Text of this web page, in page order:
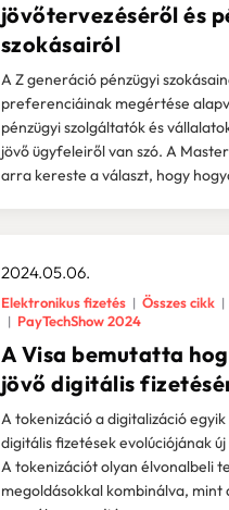
jövőtervezéséről és
szokásairól
A Z generáció pénzügyi
preferenciáinak megértése
pénzügyi szolgáltatók és
jövő ügyfeleiről van szó. A
arra kereste a választ, hogy
A Visa bemutatta
jövő digitális
2024.05.06.
Elektronikus fizetés Összes cikk
PayTechShow 2024
A tokenizáció a digitalizáció
digitális fizetések evolúciójának
A tokenizációt olyan élvonalbeli
megoldásokkal kombinálva, mint